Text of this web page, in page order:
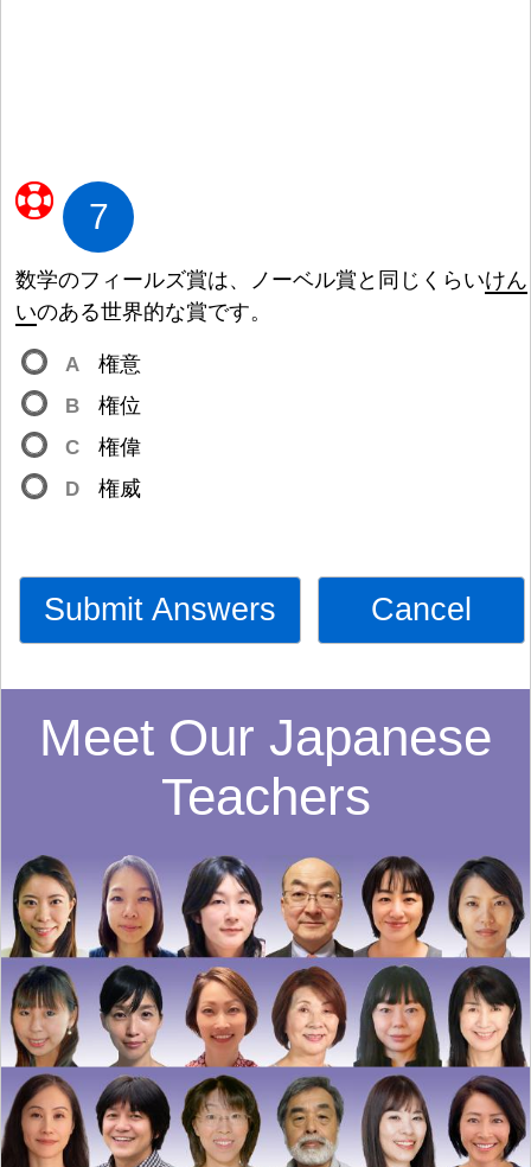
7
数学のフィールズ賞は、ノーベル賞 と 同 じくらいけん
いのある世界的な賞です。
A 権意
B
権位
C
権偉
D
権威
Submit Answers Cancel
Meet Our Japanese
Teachers